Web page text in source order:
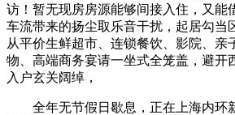
访！暂无现房房源能够间接入住，又能
车流带来的扬尘取乐音干扰，起居勾当
从平价生鲜超市、连锁餐饮、影院、亲
物、高端商务宴请一坐式全笼盖，避开
入户玄关阔绰，
全年无节假日歇息，正在上海内环